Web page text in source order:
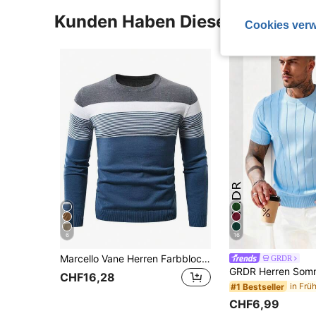
Kunden Haben Diese Artikel
6
Marcello Vane Herren Farbblock Slim Fit Pullover, für Herbst und Winter
CHF16,28
16
GRDR
#1 Bestseller
CHF6,99
Cookies